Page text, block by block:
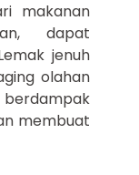
makanan
dapat
jenuh
olahan
membuat